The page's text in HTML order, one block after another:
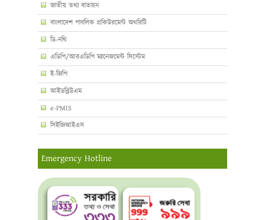
জাতীয় তথ্য বাতায়ন
বাংলাদেশ পাবলিক প্রকিউরমেন্ট অথরিটি
ডি-নথি
এডিপি/আরএডিপি ম্যানেজমেন্ট সিস্টেম
ই-জিপি
আইডব্লিউএম
e-PMIS
সিইজিআইএস
Emergency Hotline